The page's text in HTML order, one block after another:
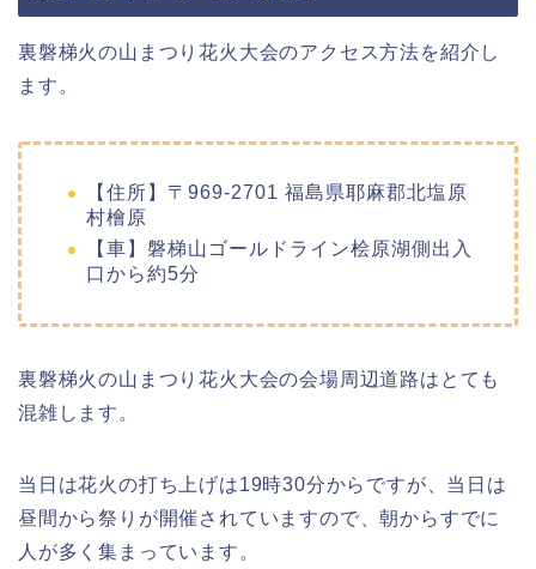
裏磐梯火の山まつり花火大会のアクセス方法を紹介し
ます。
【住所】〒969-2701 福島県耶麻郡北塩原
村檜原
【車】磐梯山ゴールドライン桧原湖側出入
口から約5分
裏磐梯火の山まつり花火大会の会場周辺道路はとても
混雑します。
当日は花火の打ち上げは19時30分からですが、当日は
昼間から祭りが開催されていますので、朝からすでに
人が多く集まっています。